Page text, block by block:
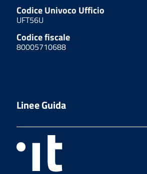
Codice Univoco Ufficio
UFT56U
Codice fiscale
80005710688
Linee Guida